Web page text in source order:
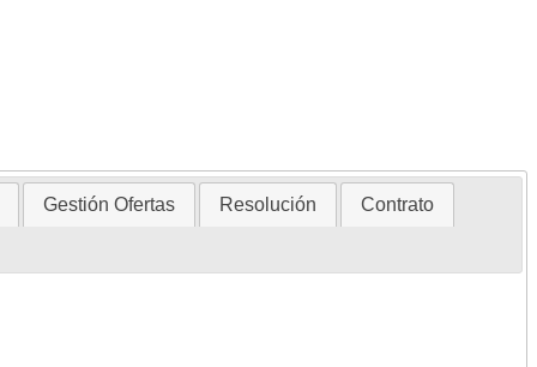
Gestión Ofertas Resolución Contrato